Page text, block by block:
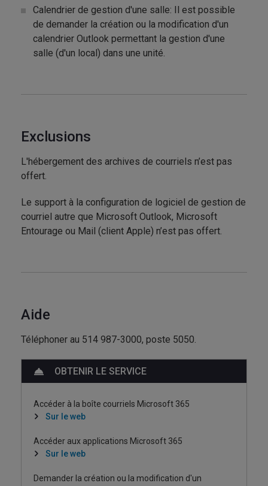
Calendrier de gestion d'une salle: Il est possible
de demander la création ou la modification d'un
calendrier Outlook permettant la gestion d'une
salle (d'un local) dans une unité.
Exclusions
L'hébergement des archives de courriels n’est pas
offert.
Le support à la configuration de logiciel de gestion de
courriel autre que Microsoft Outlook, Microsoft
Entourage ou Mail (client Apple) n’est pas offert.
Aide
Téléphoner au 514 987-3000, poste 5050.
OBTENIR LE SERVICE
Accéder à la boîte courriels Microsoft 365
Sur le web
Accéder aux applications Microsoft 365
Sur le web
Demander la création ou la modification d'un